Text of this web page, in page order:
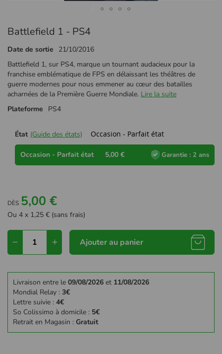
au
de
la
Galerie
Battlefield 1 - PS4
Date de sortie
21/10/2016
Battlefield 1, sur PS4, marque un tournant audacieux pour la
franchise emblématique de FPS en délaissant les théâtres de
guerre modernes pour nous emmener au cœur des batailles
acharnées de la Première Guerre Mondiale. Lire la suite
Plateforme
PS4
État (Guide des états) Occasion - Parfait état
Occasion - Parfait état 5,00 € Garantie : 2 ans
DÈS 5,00 €
Ou 4 x 1,25 € (sans frais)
Ajouter au panier
Livraison entre le 09/08/2026 et 11/08/2026
Mondial Relay : 3€
Lettre suivie : 4€
So Colissimo à domicile : 5€
Retrait en Magasin : Gratuit